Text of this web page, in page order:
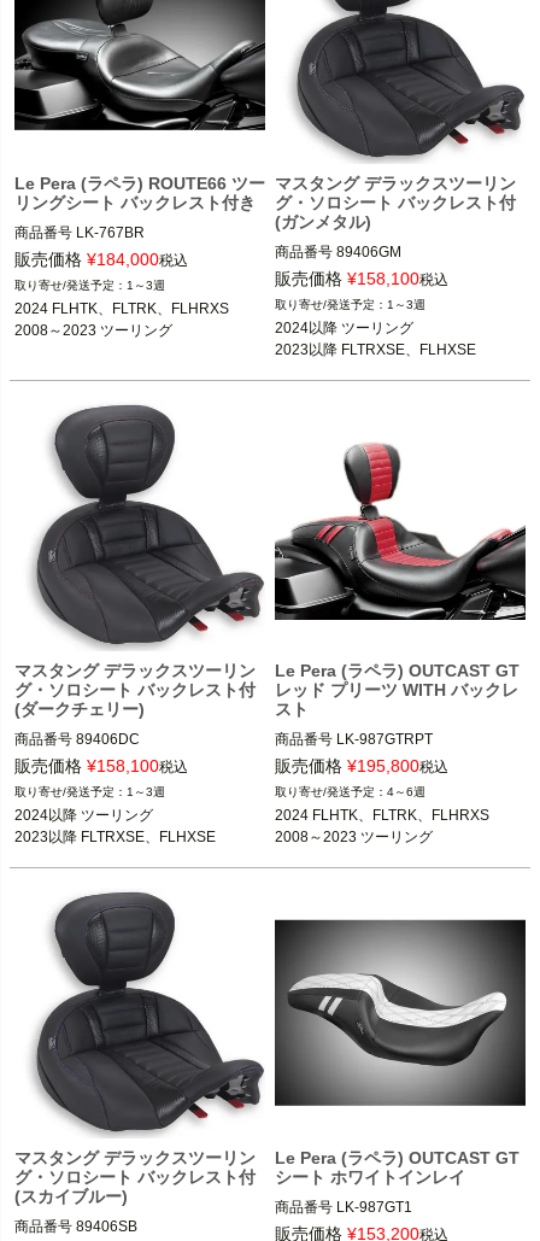
Le Pera (ラペラ) ROUTE66 ツー
リングシート バックレスト付き
商品番号 LK-767BR
メーカー型番：LK-767BR,B型番：67
4882
2024 FLHTK、FLTRK、FLHRXS
2008～2023 ツーリング
Le Pera(ラペラ)
販売価格 ¥184,000税込
1～3週
2024 FLHTK、FLTRK、FLHRXS
2008～2023 ツーリング
マスタング デラックスツーリン
グ・ソロシート バックレスト付
(ガンメタル)
商品番号 89406GM
3OT：0801-2329
販売価格 ¥158,100税込
1～3週
2024以降 ツーリング
2023以降 FLTRXSE、FLHXSE
マスタング デラックスツーリン
グ・ソロシート バックレスト付
(ダークチェリー)
商品番号 89406DC
3OT：0801-2328
販売価格 ¥158,100税込
1～3週
2024以降 ツーリング
2023以降 FLTRXSE、FLHXSE
Le Pera (ラペラ) OUTCAST GT
レッド プリーツ WITH バックレ
スト
商品番号 LK-987GTRPT
D型番：0801-0847,メーカー型番：LK
-987GTRPT,B型番：674883
2024 FLHTK、FLTRK、FLHRXS
2008～2023 ツーリング
販売価格 ¥195,800税込
4～6週
2024 FLHTK、FLTRK、FLHRXS
2008～2023 ツーリング
マスタング デラックスツーリン
グ・ソロシート バックレスト付
(スカイブルー)
商品番号 89406SB
Le Pera (ラペラ) OUTCAST GT
シート ホワイトインレイ
商品番号 LK-987GT1
D型番：0801-1225
販売価格 ¥153,200税込